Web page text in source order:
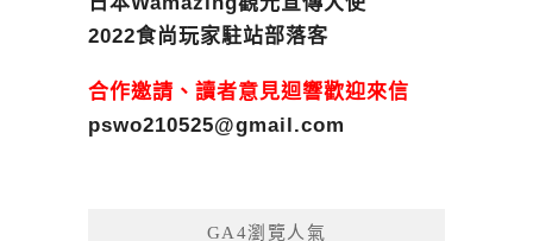
2022食尚玩家駐站部落客
合作邀請、讀者意見迴響歡迎來信
pswo210525@gmail.com
GA4瀏覽人氣